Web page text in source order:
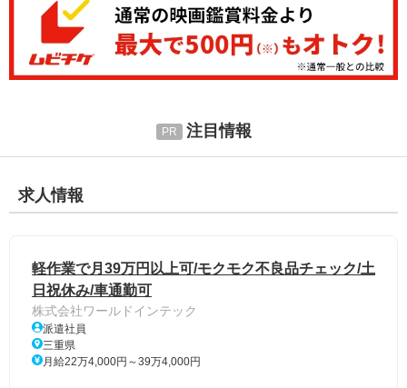
注目情報
求人情報
軽作業で月39万円以上可/モクモク不良品チェック/土
日祝休み/車通勤可
株式会社ワールドインテック
派遣社員
三重県
月給22万4,000円～39万4,000円